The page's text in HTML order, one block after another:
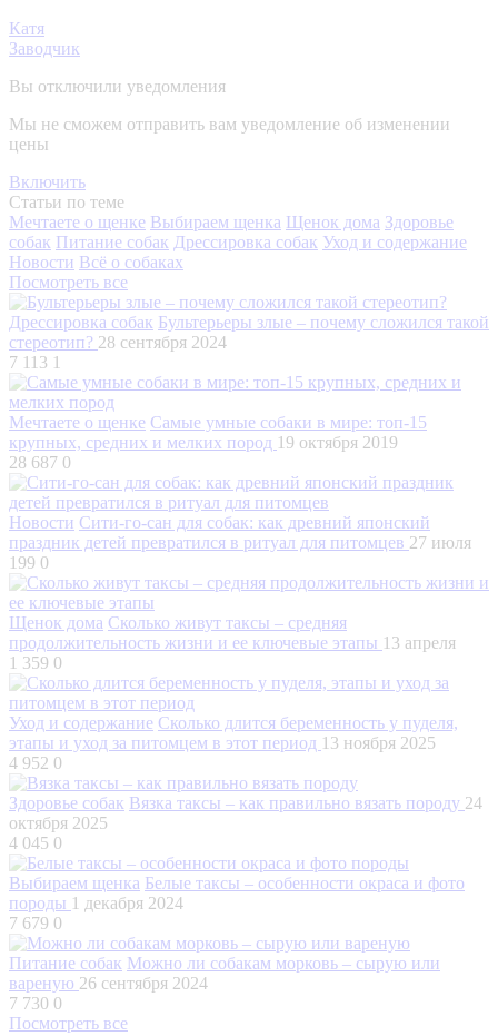
Катя
Заводчик
Вы отключили уведомления
Мы не сможем отправить вам уведомление об изменении
цены
Включить
Статьи по теме
Мечтаете о щенке Выбираем щенка Щенок дома Здоровье
собак Питание собак Дрессировка собак Уход и содержание
Новости Всё о собаках
Посмотреть все
Дрессировка собак Бультерьеры злые – почему сложился такой
стереотип? 28 сентября 2024
7 113 1
Мечтаете о щенке Самые умные собаки в мире: топ-15
крупных, средних и мелких пород 19 октября 2019
28 687 0
Новости Сити-го-сан для собак: как древний японский
праздник детей превратился в ритуал для питомцев 27 июля
199 0
Щенок дома Сколько живут таксы – средняя
продолжительность жизни и ее ключевые этапы 13 апреля
1 359 0
Уход и содержание Сколько длится беременность у пуделя,
этапы и уход за питомцем в этот период 13 ноября 2025
4 952 0
Здоровье собак Вязка таксы – как правильно вязать породу 24
октября 2025
4 045 0
Выбираем щенка Белые таксы – особенности окраса и фото
породы 1 декабря 2024
7 679 0
Питание собак Можно ли собакам морковь – сырую или
вареную 26 сентября 2024
7 730 0
Посмотреть все